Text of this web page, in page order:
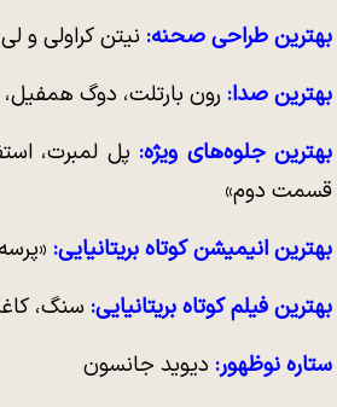
بهترین طراحی صحنه: نیتن کراولی و
بهترین صدا: رون بارتلت، دوگ
بهترین جلوه‌های ویژه: پل لمبرت،
قسمت دوم»
بهترین انیمیشن کوتاه بریتانیایی:
بهترین فیلم کوتاه بریتانیایی: سنگ،
ستاره نوظهور: دیوید جانسون